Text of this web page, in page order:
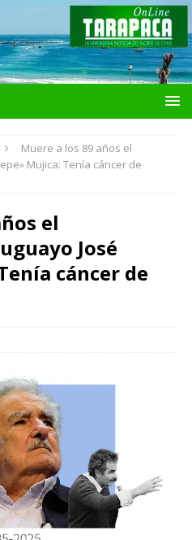
Muere a los 89 años el
Mujica: Tenía cáncer de
el
José
cáncer de